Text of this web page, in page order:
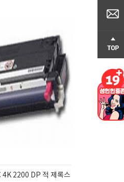
4K 2200 DP 적 제록스